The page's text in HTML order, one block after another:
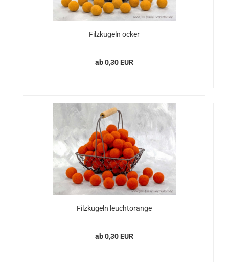
Filzkugeln ocker
ab 0,30 EUR
Filzkugeln leuchtorange
ab 0,30 EUR